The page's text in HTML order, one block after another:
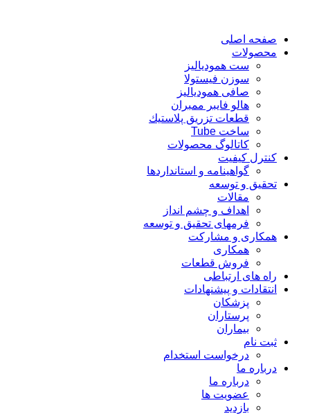
صفحه اصلی
محصولات
ست همودیالیز
سوزن فیستولا
صافی همودیالیز
هالو فایبر ممبران
قطعات تزريق پلاستيك
ساخت Tube
کاتالوگ محصولات
کنترل کیفیت
گواهينامه و استانداردها
تحقيق و توسعه
مقالات
اهداف و چشم انداز
فرمهای تحقیق و توسعه
همکاری و مشارکت
همکاری
فروش قطعات
راه های ارتباطی
انتقادات و پيشنهادات
پزشكان
پرستاران
بيماران
ثبت نام
درخواست استخدام
درباره ما
درباره ما
عضویت ها
بازدید